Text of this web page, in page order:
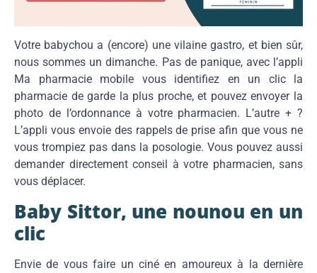
Votre babychou a (encore) une vilaine gastro, et bien sûr,
nous sommes un dimanche. Pas de panique, avec l’appli
Ma pharmacie mobile vous identifiez en un clic la
pharmacie de garde la plus proche, et pouvez envoyer la
photo de l’ordonnance à votre pharmacien. L’autre + ?
L’appli vous envoie des rappels de prise afin que vous ne
vous trompiez pas dans la posologie. Vous pouvez aussi
demander directement conseil à votre pharmacien, sans
vous déplacer.
Baby Sittor, une nounou en un
clic
Envie de vous faire un ciné en amoureux à la dernière